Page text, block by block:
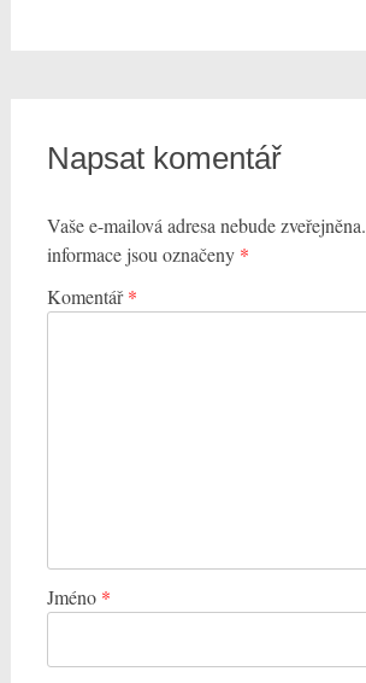
Napsat komentář
Vaše e-mailová adresa nebude zveřejněna.
informace jsou označeny *
Komentář*
Jméno *